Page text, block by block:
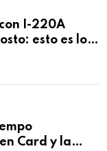
I-220A
esto es lo
Card y la